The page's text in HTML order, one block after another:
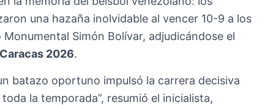
una hazaña inolvidable al vencer 10-9 a los
Monumental Simón Bolívar, adjudicándose el
2026.
batazo oportuno impulsó la carrera decisiva
la temporada”, resumió el inicialista,